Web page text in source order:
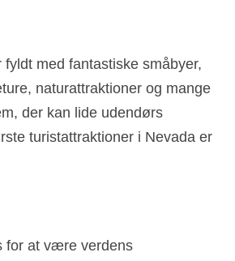
fyldt med fantastiske småbyer,
naturattraktioner og mange
der kan lide udendørs
turistattraktioner i Nevada er
for at være verdens